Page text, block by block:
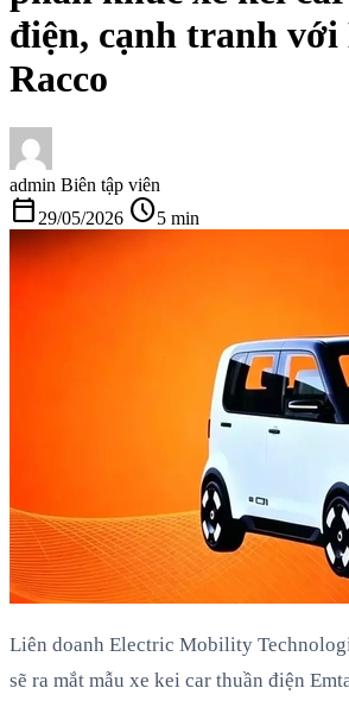
điện, cạnh tranh với
Racco
admin Biên tập viên
calendar_today 29/05/2026 schedule5 min
Liên doanh Electric Mobility
sẽ ra mắt mẫu xe kei car thuần điện